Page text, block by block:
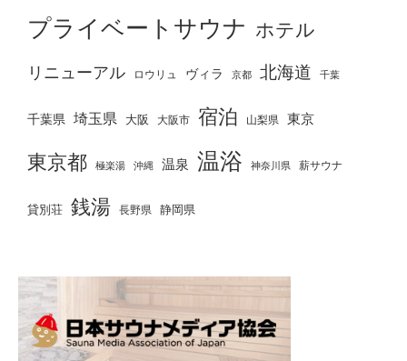
プライベートサウナ ホテル
リニューアル ロウリュ ヴィラ 京都 北海道 千葉
千葉県 埼玉県 大阪 大阪市 宿泊 山梨県 東京
東京都 極楽湯 沖縄 温泉 温浴 神奈川県 薪サウナ
貸別荘 銭湯 長野県 静岡県